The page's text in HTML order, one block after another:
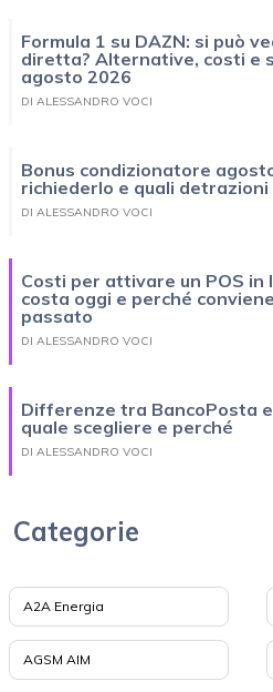
Formula 1 su DAZN: si può
diretta? Alternative, costi e
agosto 2026
DI ALESSANDRO VOCI
Bonus condizionatore
richiederlo e quali
DI ALESSANDRO VOCI
Costi per attivare un POS in
costa oggi e perché
passato
DI ALESSANDRO VOCI
Differenze tra BancoPosta
quale scegliere e perché
DI ALESSANDRO VOCI
Categorie
A2A Energia
AGSM AIM